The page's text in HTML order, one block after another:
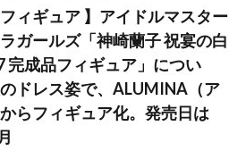
フィギュア 】アイドルマスター
ガールズ「神崎蘭子 祝宴の白
完成品フィギュア」につい
ドレス姿で、ALUMINA（ア
らフィギュア化。発売日は